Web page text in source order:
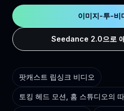
이미지-투-비
Seedance 2.0으로
팟캐스트 립싱크 비디오
토킹 헤드 모션, 홈 스튜디오의